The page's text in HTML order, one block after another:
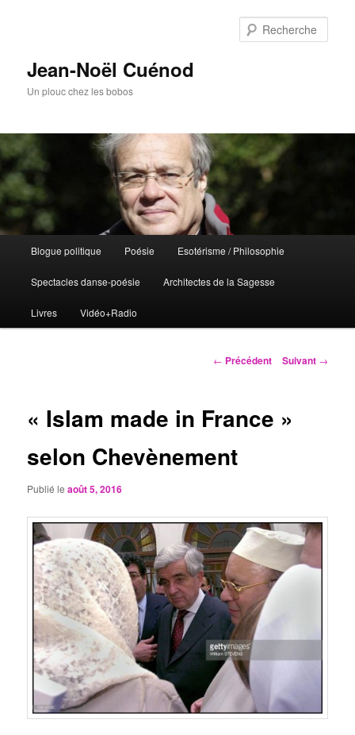
Jean-Noël Cuénod
Un plouc chez les bobos
Aller
au
contenu
Blogue politique Poésie Esotérisme / Philosophie
Spectacles danse-poésie Architectes de la Sagesse
Livres Vidéo+Radio
Navigation
← Précédent Suivant →
« Islam made in France »
selon Chevènement
Publié leaoût 5, 2016